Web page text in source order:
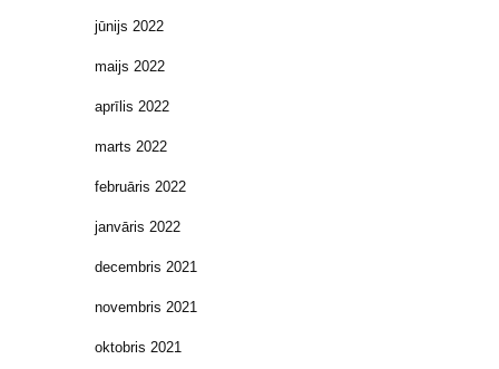
jūnijs 2022
maijs 2022
aprīlis 2022
marts 2022
februāris 2022
janvāris 2022
decembris 2021
novembris 2021
oktobris 2021